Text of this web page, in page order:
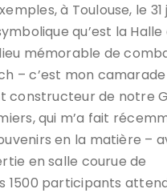
à Toulouse, le 31
qu’est la Halle
mémorable de
– c’est mon
constructeur de notre
qui m’a fait
en la matière –
en salle courue de
1500 participants